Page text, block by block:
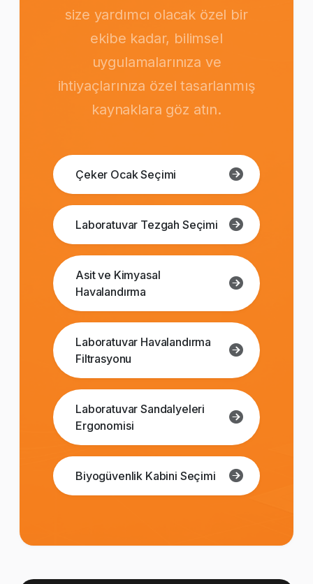
size yardımcı olacak özel bir
ekibe kadar, bilimsel
uygulamalarınıza ve
ihtiyaçlarınıza özel tasarlanmış
kaynaklara göz atın.
Çeker Ocak Seçimi
Laboratuvar Tezgah Seçimi
Asit ve Kimyasal
Havalandırma
Laboratuvar Havalandırma
Filtrasyonu
Laboratuvar Sandalyeleri
Ergonomisi
Biyogüvenlik Kabini Seçimi